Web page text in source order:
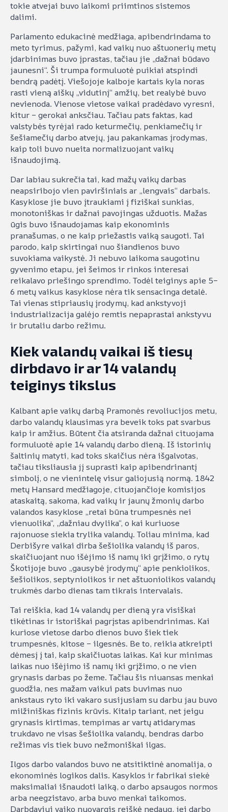
tokie atvejai buvo laikomi priimtinos sistemos
dalimi.
Parlamento edukacinė medžiaga, apibendrindama to
meto tyrimus, pažymi, kad vaikų nuo aštuonerių metų
įdarbinimas buvo įprastas, tačiau jie „dažnai būdavo
jaunesni“. Ši trumpa formuluotė puikiai atspindi
bendrą padėtį. Viešojoje kalboje kartais kyla noras
rasti vieną aiškų „vidutinį“ amžių, bet realybė buvo
nevienoda. Vienose vietose vaikai pradėdavo vyresni,
kitur – gerokai anksčiau. Tačiau pats faktas, kad
valstybės tyrėjai rado keturmečių, penkiamečių ir
šešiamečių darbo atvejų, jau pakankamas įrodymas,
kaip toli buvo nueita normalizuojant vaikų
išnaudojimą.
Dar labiau sukrečia tai, kad mažų vaikų darbas
neapsiribojo vien paviršiniais ar „lengvais“ darbais.
Kasyklose jie buvo įtraukiami į fiziškai sunkias,
monotoniškas ir dažnai pavojingas užduotis. Mažas
ūgis buvo išnaudojamas kaip ekonominis
pranašumas, o ne kaip priežastis vaiką saugoti. Tai
parodo, kaip skirtingai nuo šiandienos buvo
suvokiama vaikystė. Ji nebuvo laikoma saugotinu
gyvenimo etapu, jei šeimos ir rinkos interesai
reikalavo priešingo sprendimo. Todėl teiginys apie 5–
6 metų vaikus kasyklose nėra tik sensacinga detalė.
Tai vienas stipriausių įrodymų, kad ankstyvoji
industrializacija galėjo remtis nepaprastai ankstyvu
ir brutaliu darbo režimu.
Kiek valandų vaikai iš tiesų
dirbdavo ir ar 14 valandų
teiginys tikslus
Kalbant apie vaikų darbą Pramonės revoliucijos metu,
darbo valandų klausimas yra beveik toks pat svarbus
kaip ir amžius. Būtent čia atsiranda dažnai cituojama
formuluotė apie 14 valandų darbo dieną. Iš istorinių
šaltinių matyti, kad toks skaičius nėra išgalvotas,
tačiau tiksliausia jį suprasti kaip apibendrinantį
simbolį, o ne vienintelę visur galiojusią normą. 1842
metų Hansard medžiagoje, cituojančioje komisijos
ataskaitą, sakoma, kad vaikų ir jaunų žmonių darbo
valandos kasyklose „retai būna trumpesnės nei
vienuolika“, „dažniau dvylika“, o kai kuriuose
rajonuose siekia trylika valandų. Toliau minima, kad
Derbišyre vaikai dirba šešiolika valandų iš paros,
skaičiuojant nuo išėjimo iš namų iki grįžimo, o rytų
Škotijoje buvo „gausybė įrodymų“ apie penkiolikos,
šešiolikos, septyniolikos ir net aštuoniolikos valandų
trukmės darbo dienas tam tikrais intervalais.
Tai reiškia, kad 14 valandų per dieną yra visiškai
tikėtinas ir istoriškai pagrįstas apibendrinimas. Kai
kuriose vietose darbo dienos buvo šiek tiek
trumpesnės, kitose – ilgesnės. Be to, reikia atkreipti
dėmesį į tai, kaip skaičiuotas laikas. Kai kur minimas
laikas nuo išėjimo iš namų iki grįžimo, o ne vien
grynasis darbas po žeme. Tačiau šis niuansas menkai
guodžia, nes mažam vaikui pats buvimas nuo
ankstaus ryto iki vakaro susijusiam su darbu jau buvo
milžiniškas fizinis krūvis. Kitaip tariant, net jeigu
grynasis kirtimas, tempimas ar vartų atidarymas
trukdavo ne visas šešiolika valandų, bendras darbo
režimas vis tiek buvo nežmoniškai ilgas.
Ilgos darbo valandos buvo ne atsitiktinė anomalija, o
ekonominės logikos dalis. Kasyklos ir fabrikai siekė
maksimaliai išnaudoti laiką, o darbo apsaugos normos
arba neegzistavo, arba buvo menkai taikomos.
Darbdaviui vaiko nuovargis reiškė nedaug, jei darbo